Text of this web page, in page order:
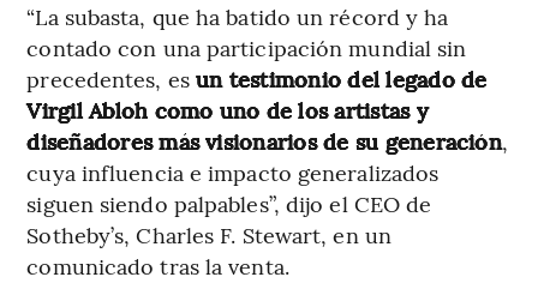
“La subasta, que ha batido un récord y ha
contado con una participación mundial sin
precedentes, es un testimonio del legado de
Virgil Abloh como uno de los artistas y
diseñadores más visionarios de su generación,
cuya influencia e impacto generalizados
siguen siendo palpables”, dijo el CEO de
Sotheby’s, Charles F. Stewart, en un
comunicado tras la venta.